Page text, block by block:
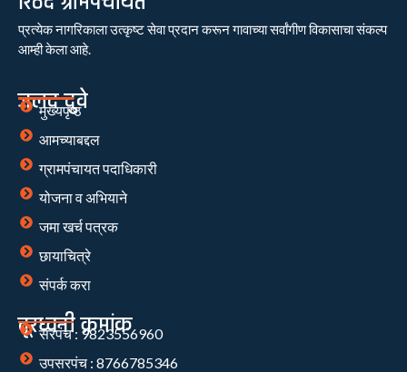
प्रत्येक नागरिकाला उत्कृष्ट सेवा प्रदान करून गावाच्या सर्वांगीण विकासाचा संकल्प
आम्ही केला आहे.
जलद दुवे
मुख्यपृष्ठ
आमच्याबद्दल
ग्रामपंचायत पदाधिकारी
योजना व अभियाने
जमा खर्च पत्रक
छायाचित्रे
संपर्क करा
दूरध्वनी क्रमांक
सरपंच : 9823556960
उपसरपंच : 8766785346